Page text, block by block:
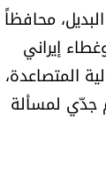
محافظاً
إيراني
المتصاعدة،
جدّي لمسألة